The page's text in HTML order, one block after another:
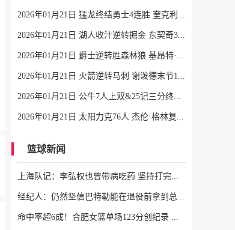
2026年01月21日 猛龙终结勇士4连胜 奎克利平最高40分 库里16中6 库明加20分
2026年01月21日 湖人收汁逆转掘金 东契奇38+13+10 老詹准三双 穆雷下半场2分
2026年01月21日 爵士逆转胜森林狼 基昂特·乔治生涯新高43分 爱德华兹38+8
2026年01月21日 火箭逆转马刺 谢泼德末节12分 申京准三双&KD18+7 文班21中5
2026年01月21日 公牛7人上双&25记三分终结快船6连胜 哈登25中9 科林斯23分
2026年01月21日 太阳力克76人 杰伦·格林复出12分 布克27分 马克西25中7
篮球新闻
上海队记：李弘权也曾带病吃药 坚持打完了山西和广东的两连客
经纪人：仍然坚信巴特勒能在退役前拿到总冠军 他会迎接挑战！
命中率超6成！合肥女篮单场123分创纪录 刷新联赛近12年单场新高